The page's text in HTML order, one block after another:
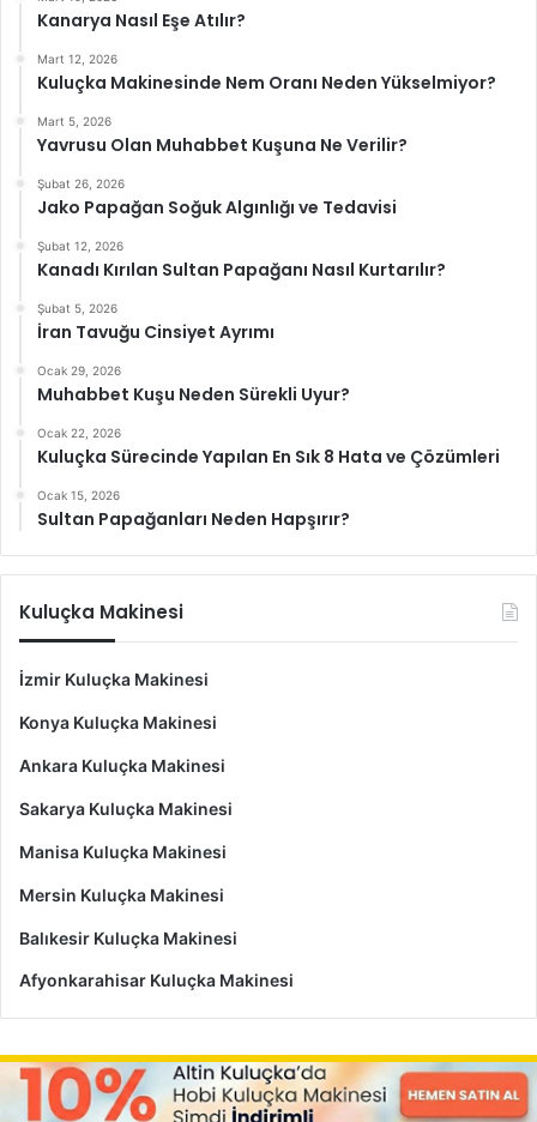
Kanarya Nasıl Eşe Atılır?
Mart 12, 2026
Kuluçka Makinesinde Nem Oranı Neden Yükselmiyor?
Mart 5, 2026
Yavrusu Olan Muhabbet Kuşuna Ne Verilir?
Şubat 26, 2026
Jako Papağan Soğuk Algınlığı ve Tedavisi
Şubat 12, 2026
Kanadı Kırılan Sultan Papağanı Nasıl Kurtarılır?
Şubat 5, 2026
İran Tavuğu Cinsiyet Ayrımı
Ocak 29, 2026
Muhabbet Kuşu Neden Sürekli Uyur?
Ocak 22, 2026
Kuluçka Sürecinde Yapılan En Sık 8 Hata ve Çözümleri
Ocak 15, 2026
Sultan Papağanları Neden Hapşırır?
Kuluçka Makinesi
İzmir Kuluçka Makinesi
Konya Kuluçka Makinesi
Ankara Kuluçka Makinesi
Sakarya Kuluçka Makinesi
Manisa Kuluçka Makinesi
Mersin Kuluçka Makinesi
Balıkesir Kuluçka Makinesi
Afyonkarahisar Kuluçka Makinesi